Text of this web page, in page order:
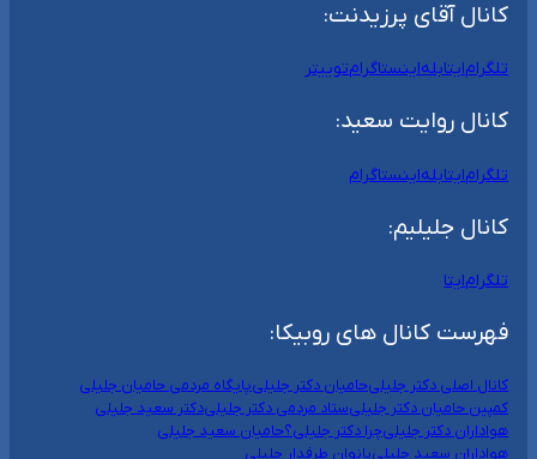
کانال آقای پرزیدنت:
تلگرامایتابلهاینستاگرامتوییتر
کانال روایت سعید:
تلگرامایتابلهاینستاگرام
کانال جلیلیم:
تلگرامایتا
فهرست کانال های روبیکا:
کانال اصلی دکتر جلیلیحامیان دکتر جلیلیپایگاه مردمی حامیان جلیلی
کمپین حامیان دکتر جلیلیستاد مردمی دکتر جلیلیدکتر سعید جلیلی
هواداران دکتر جلیلیچرا دکتر جلیلی؟حامیان سعید جلیلی
هواداران سعید جلیلیبانوان طرفدار جلیلی